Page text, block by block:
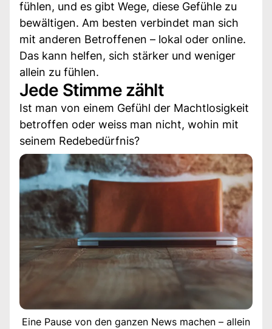
fühlen, und es gibt Wege, diese Gefühle zu
bewältigen. Am besten verbindet man sich
mit anderen Betroffenen – lokal oder online.
Das kann helfen, sich stärker und weniger
allein zu fühlen.
Jede Stimme zählt
Ist man von einem Gefühl der Machtlosigkeit
betroffen oder weiss man nicht, wohin mit
seinem Redebedürfnis?
Eine Pause von den ganzen News machen – allein